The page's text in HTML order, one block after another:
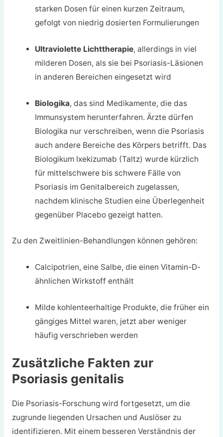
starken Dosen für einen kurzen Zeitraum,
gefolgt von niedrig dosierten Formulierungen
Ultraviolette Lichttherapie, allerdings in viel
milderen Dosen, als sie bei Psoriasis-Läsionen
in anderen Bereichen eingesetzt wird
Biologika, das sind Medikamente, die das
Immunsystem herunterfahren. Ärzte dürfen
Biologika nur verschreiben, wenn die Psoriasis
auch andere Bereiche des Körpers betrifft. Das
Biologikum Ixekizumab (Taltz) wurde kürzlich
für mittelschwere bis schwere Fälle von
Psoriasis im Genitalbereich zugelassen,
nachdem klinische Studien eine Überlegenheit
gegenüber Placebo gezeigt hatten.
Zu den Zweitlinien-Behandlungen können gehören:
Calcipotrien, eine Salbe, die einen Vitamin-D-
ähnlichen Wirkstoff enthält
Milde kohlenteerhaltige Produkte, die früher ein
gängiges Mittel waren, jetzt aber weniger
häufig verschrieben werden
Zusätzliche Fakten zur
Psoriasis genitalis
Die Psoriasis-Forschung wird fortgesetzt, um die
zugrunde liegenden Ursachen und Auslöser zu
identifizieren. Mit einem besseren Verständnis der